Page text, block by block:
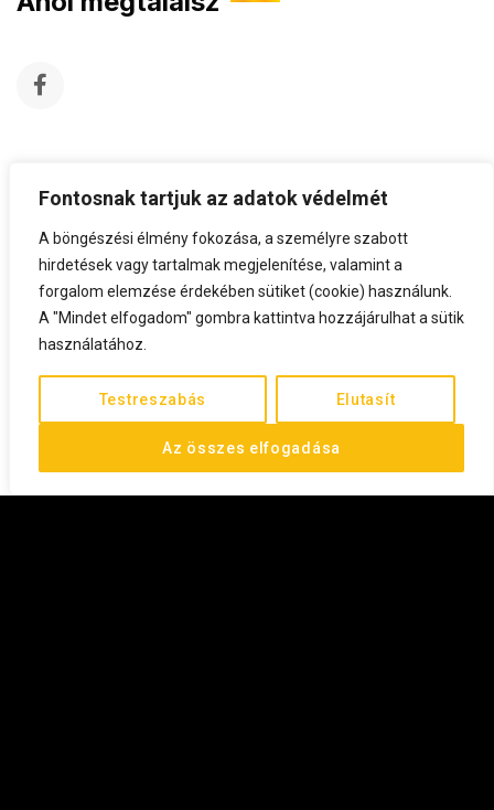
Fontosnak tartjuk az adatok védelmét
A böngészési élmény fokozása, a személyre szabott
hirdetések vagy tartalmak megjelenítése, valamint a
forgalom elemzése érdekében sütiket (cookie) használunk.
A "Mindet elfogadom" gombra kattintva hozzájárulhat a sütik
használatához.
Testreszabás Elutasít
Az összes elfogadása